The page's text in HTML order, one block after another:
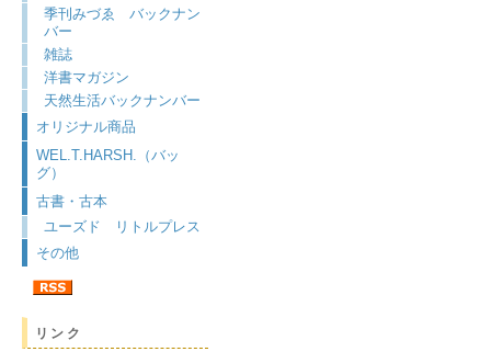
季刊みづゑ バックナン
バー
雑誌
洋書マガジン
天然生活バックナンバー
オリジナル商品
WEL.T.HARSH.（バッ
グ）
古書・古本
ユーズド リトルプレス
その他
リンク